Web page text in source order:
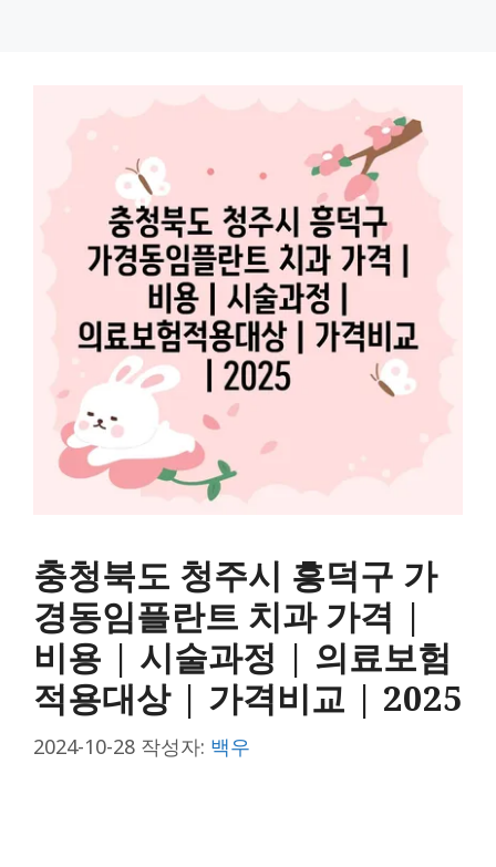
충청북도 청주시 흥덕구 가
경동임플란트 치과 가격 |
비용 | 시술과정 | 의료보험
적용대상 | 가격비교 | 2025
2024-10-28 작성자: 백우